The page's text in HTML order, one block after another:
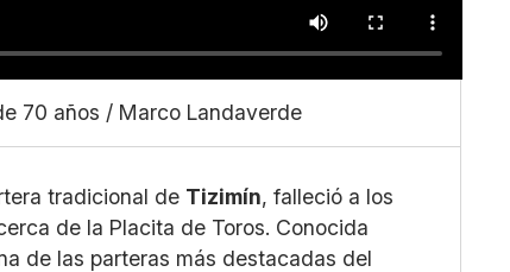
70 años / Marco Landaverde
tradicional de Tizimín, falleció a los
de la Placita de Toros. Conocida
de las parteras más destacadas del